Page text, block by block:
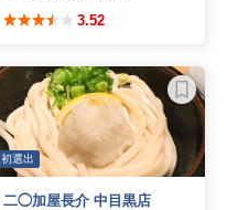
3.52
初選出
二◯加屋長介 中目黒店